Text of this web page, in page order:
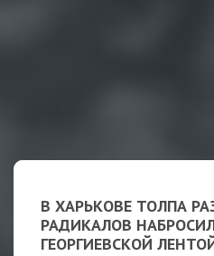
В ХАРЬКОВЕ ТОЛПА
РАДИКАЛОВ
ГЕОРГИЕВСКОЙ